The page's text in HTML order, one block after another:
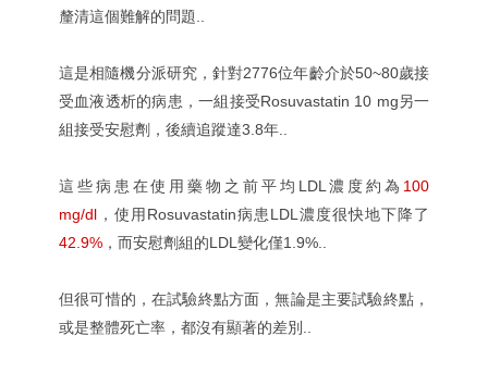
釐清這個難解的問題..
這是相隨機分派研究，針對2776位年齡介於50~80歲接
受血液透析的病患，一組接受Rosuvastatin 10 mg另一
組接受安慰劑，後續追蹤達3.8年..
這些病患在使用藥物之前平均LDL濃度約為 100
mg/dl ，使用Rosuvastatin病患LDL濃度很快地下降了
42.9% ，而安慰劑組的LDL變化僅1.9%..
但很可惜的，在試驗終點方面，無論是主要試驗終點，
或是整體死亡率，都沒有顯著的差別..